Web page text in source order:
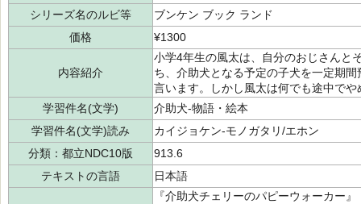
シリーズ名のルビ等
ブンケン ブック ランド
価格
¥1300
内容紹介
小学4年生の風太は、自分のおじさんと
ち、介助犬となる予定の子犬を一定期
言います。しかし風太は何でも途中で
学習件名(文学)
介助犬-物語・絵本
学習件名(文学)読み
カイジョケン-モノガタリ/エホン
分類：都立NDC10版
913.6
テキストの言語
日本語
『介助犬チェリーのパピーウォーカー